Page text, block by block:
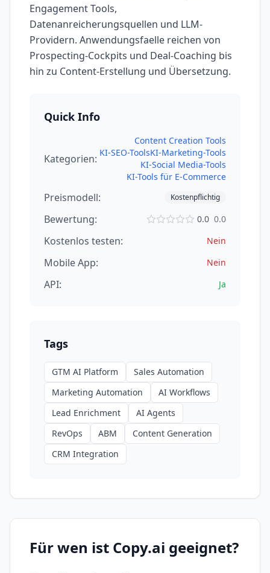
Engagement Tools,
Datenanreicherungsquellen und LLM-
Providern. Anwendungsfaelle reichen von
Prospecting-Cockpits und Deal-Coaching bis
hin zu Content-Erstellung und Übersetzung.
Quick Info
Kategorien:
Content Creation Tools
KI-SEO-ToolsKI-Marketing-Tools
KI-Social Media-Tools
KI-Tools für E-Commerce
Preismodell: Kostenpflichtig
Bewertung: 0.0 0.0
Kostenlos testen: Nein
Mobile App: Nein
API: Ja
Tags
GTM AI Platform
Sales Automation
Marketing Automation
AI Workflows
Lead Enrichment
AI Agents
RevOps
ABM
Content Generation
CRM Integration
Für wen ist Copy.ai geeignet?